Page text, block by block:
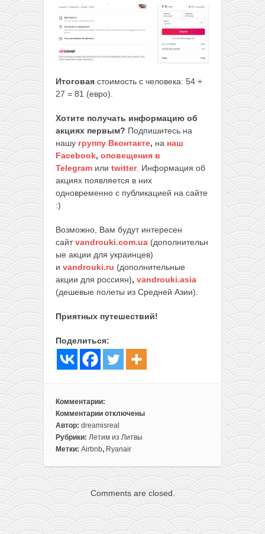
Итоговая стоимость с человека: 54 +
27 = 81 (евро).
Хотите получать информацию об
акциях первым? Подпишитесь на
нашу группу Вконтакте, на наш
Facebook, оповещения в
Telegram или twitter. Информация об
акциях появляется в них
одновременно с публикацией на сайте
:)
Возможно, Вам будут интересен
сайтvandrouki.com.ua (дополнительн
ые акции для украинцев)
и vandrouki.ru (дополнительные
акции для россиян), vandrouki.asia
(дешевые полеты из Средней Азии).
Приятных путешествий!
Поделиться:
Комментарии:
Комментарии
к
записи
Лето:
путешествие
море
Болгарию
из
отключены
Автор: dreamisreal
Рубрики: Летим из Литвы
Метки: Airbnb, Ryanair
Comments are closed.